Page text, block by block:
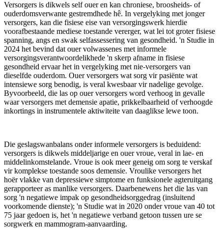
Versorgers is dikwels self ouer en kan chroniese, broosheids- of
ouderdomsverwante gestremdhede hê. In vergelyking met jonger
versorgers, kan die fisiese eise van versorgingswerk hierdie
voorafbestaande mediese toestande vererger, wat lei tot groter fisiese
spanning, angs en swak selfassessering van gesondheid. 'n Studie in
2024 het bevind dat ouer volwassenes met informele
versorgingsverantwoordelikhede 'n skerp afname in fisiese
gesondheid ervaar het in vergelyking met nie-versorgers van
dieselfde ouderdom. Ouer versorgers wat sorg vir pasiënte wat
intensiewe sorg benodig, is veral kwesbaar vir nadelige gevolge.
Byvoorbeeld, die las op ouer versorgers word verhoog in gevalle
waar versorgers met demensie apatie, prikkelbaarheid of verhoogde
inkortings in instrumentele aktiwiteite van daaglikse lewe toon.
Die geslagswanbalans onder informele versorgers is beduidend:
versorgers is dikwels middeljarige en ouer vroue, veral in lae- en
middelinkomstelande. Vroue is ook meer geneig om sorg te verskaf
vir komplekse toestande soos demensie. Vroulike versorgers het
hoër vlakke van depressiewe simptome en funksionele agteruitgang
gerapporteer as manlike versorgers. Daarbenewens het die las van
sorg 'n negatiewe impak op gesondheidsorggedrag (insluitend
voorkomende dienste); 'n Studie wat in 2020 onder vroue van 40 tot
75 jaar gedoen is, het 'n negatiewe verband getoon tussen ure se
sorgwerk en mammogram-aanvaarding.